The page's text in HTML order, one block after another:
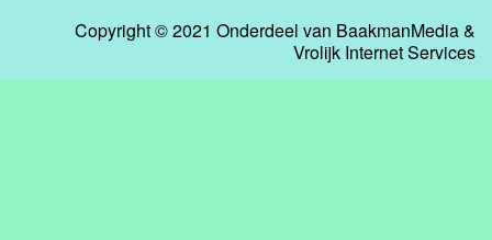
Copyright © 2021 Onderdeel van BaakmanMedia&
Vrolijk Internet Services